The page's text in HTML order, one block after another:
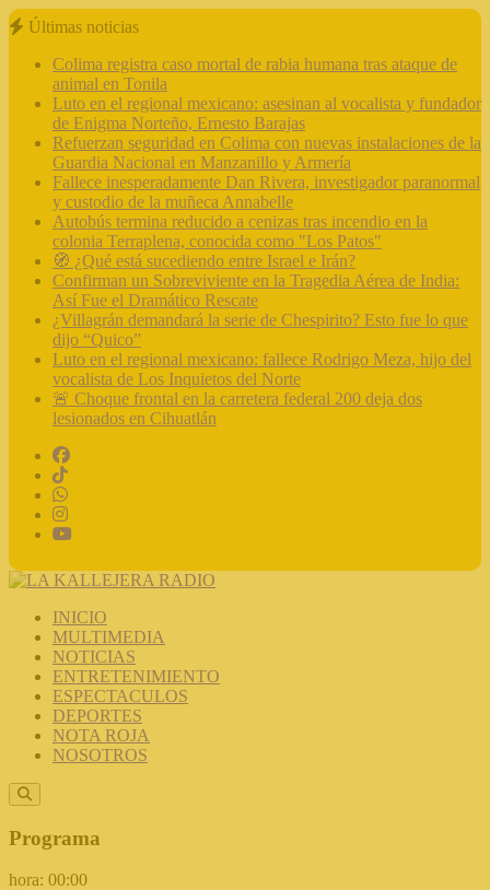
Últimas noticias
Colima registra caso mortal de rabia humana tras ataque de
animal en Tonila
Luto en el regional mexicano: asesinan al vocalista y fundador
de Enigma Norteño, Ernesto Barajas
Refuerzan seguridad en Colima con nuevas instalaciones de la
Guardia Nacional en Manzanillo y Armería
Fallece inesperadamente Dan Rivera, investigador paranormal
y custodio de la muñeca Annabelle
Autobús termina reducido a cenizas tras incendio en la
colonia Terraplena, conocida como "Los Patos"
🧭 ¿Qué está sucediendo entre Israel e Irán?
Confirman un Sobreviviente en la Tragedia Aérea de India:
Así Fue el Dramático Rescate
¿Villagrán demandará la serie de Chespirito? Esto fue lo que
dijo “Quico”
Luto en el regional mexicano: fallece Rodrigo Meza, hijo del
vocalista de Los Inquietos del Norte
🚨 Choque frontal en la carretera federal 200 deja dos
lesionados en Cihuatlán
INICIO
MULTIMEDIA
NOTICIAS
ENTRETENIMIENTO
ESPECTACULOS
DEPORTES
NOTA ROJA
NOSOTROS
Programa
hora: 00:00